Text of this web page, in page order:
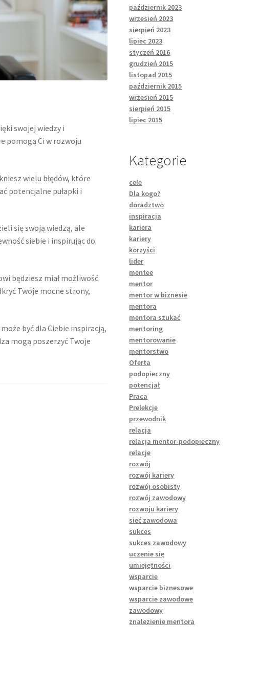
swojej wiedzy i
pomogą Ci w rozwoju
wielu błędów, które
potencjalne pułapki i
się swoją wiedzą, ale
siebie i inspirując do
będziesz miał możliwość
Twoje mocne strony,
być dla Ciebie inspiracją,
mogą poszerzyć Twoje
październik 2023
wrzesień 2023
sierpień 2023
lipiec 2023
styczeń 2016
grudzień 2015
listopad 2015
październik 2015
wrzesień 2015
sierpień 2015
lipiec 2015
Kategorie
cele
Dla kogo?
doradztwo
inspiracja
kariera
kariery
korzyści
lider
mentee
mentor
mentor w biznesie
mentora
mentora szukać
mentoring
mentorowanie
mentorstwo
Oferta
podopieczny
potencjał
Praca
Prelekcje
przewodnik
relacja
relacja mentor-podopieczny
relacje
rozwój
rozwój kariery
rozwój osobisty
rozwój zawodowy
rozwoju kariery
sieć zawodowa
sukces
sukces zawodowy
uczenie się
umiejętności
wsparcie
wsparcie biznesowe
wsparcie zawodowe
zawodowy
znalezienie mentora